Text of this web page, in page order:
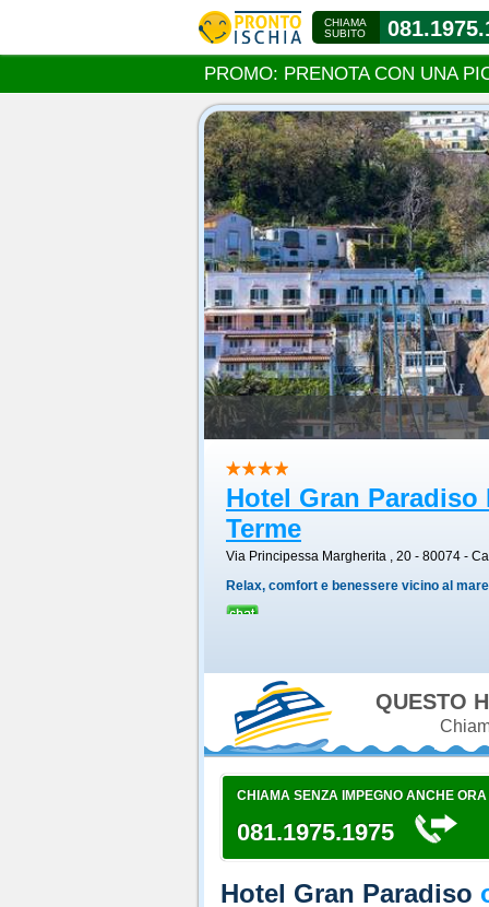
Hotel Gran
Terme
Via Principessa Margherita , 20 - 80074 -
Relax, comfort e benessere vicino al
QUESTO
CHIAMA SENZA IMPEGNO ANCHE ORA
081.1975.1975
Hotel Gran Paradiso
CHIAMA
SUBITO
PROMO: PRENOTA CON UNA